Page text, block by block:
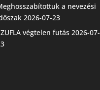
a nevezési
2026-07-23
végtelen futás 2026-07-